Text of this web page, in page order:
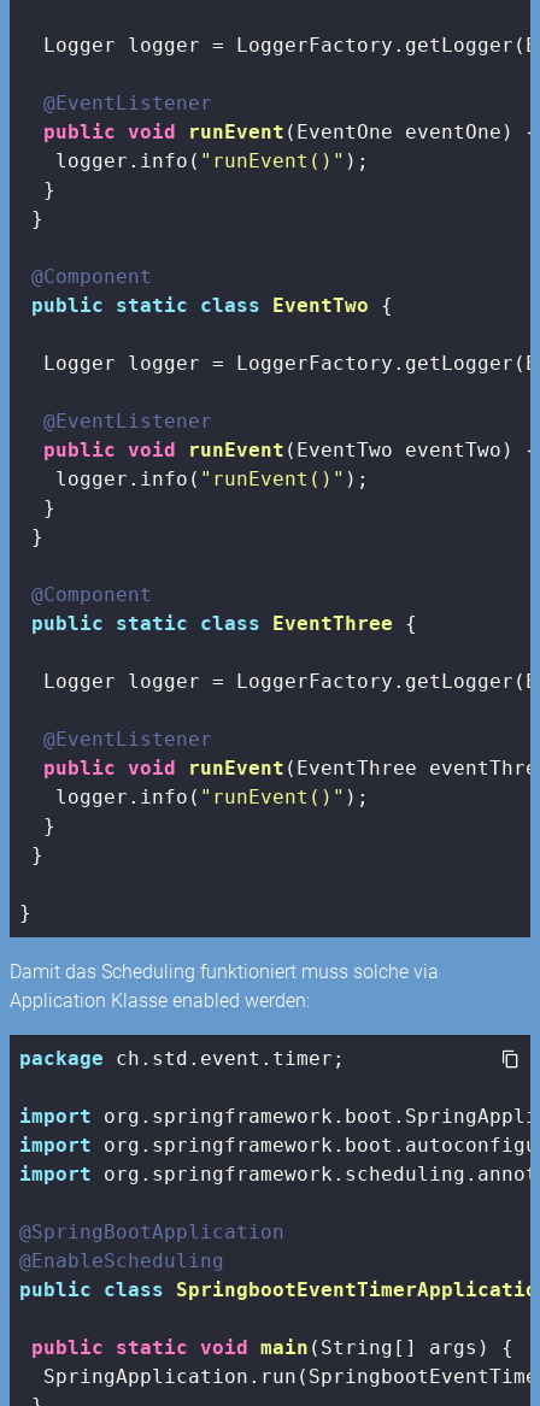
Logger logger =
@EventListener
public void runEvent (EventOne eventOne)
{
   logger.info(
"runEvent()" );
  }
}
@Component
public
static class EventTwo {
Logger logger =
@EventListener
public void runEvent (EventTwo eventTwo)
{
   logger.info(
"runEvent()" );
  }
}
@Component
public
static class EventThree {
Logger logger =
@EventListener
public void runEvent (EventThree
   logger.info(
"runEvent()" );
  }
}
}
Damit das Scheduling funktioniert muss solche via
Application Klasse enabled werden:
package ch.std.event.timer;
import
import
import
@SpringBootApplication
@EnableScheduling
public
class
public static void main (String[] args)
{